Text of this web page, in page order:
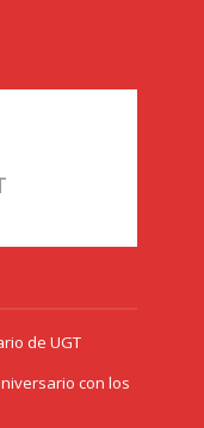
de UGT
con los